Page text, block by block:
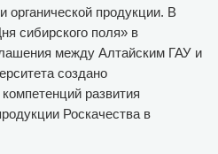
органической продукции. В
сибирского поля» в
между Алтайским ГАУ и
создано
развития
Роскачества в